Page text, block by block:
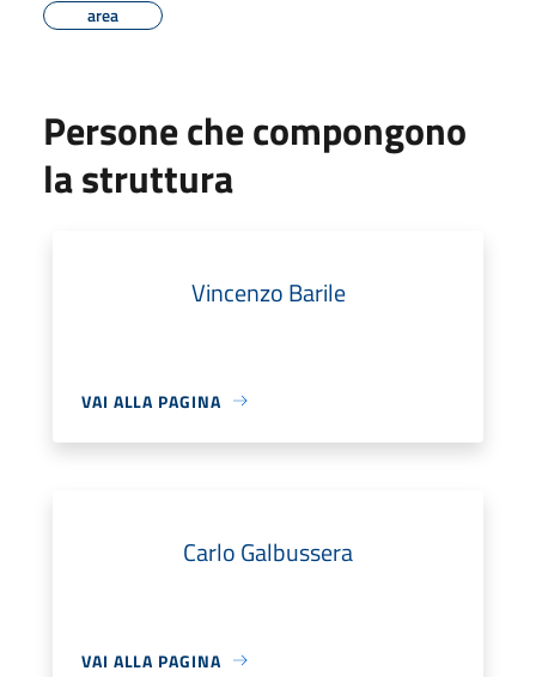
area
Persone che compongono
la struttura
Vincenzo Barile
VAI ALLA PAGINA
Carlo Galbussera
VAI ALLA PAGINA